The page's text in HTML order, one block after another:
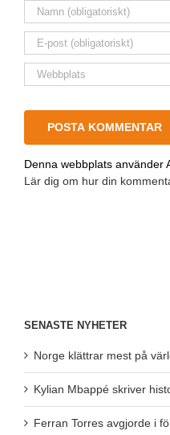
Denna webbplats använder
Lär dig om hur din
SENASTE NYHETER
Norge klättrar mest på
Kylian Mbappé skriver
Ferran Torres avgjorde i